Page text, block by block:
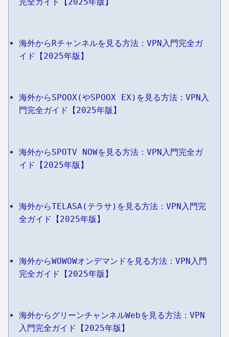
海外からRチャンネルを見る方法：VPN入門完全ガ
イド【2025年版】
海外からSPOOX(やSPOOX EX)を見る方法：VPN入
門完全ガイド【2025年版】
海外からSPOTV NOWを見る方法：VPN入門完全ガ
イド【2025年版】
海外からTELASA(テラサ)を見る方法：VPN入門完
全ガイド【2025年版】
海外からWOWOWオンデマンドを見る方法：VPN入門
完全ガイド【2025年版】
海外からグリーンチャンネルWebを見る方法：VPN
入門完全ガイド【2025年版】